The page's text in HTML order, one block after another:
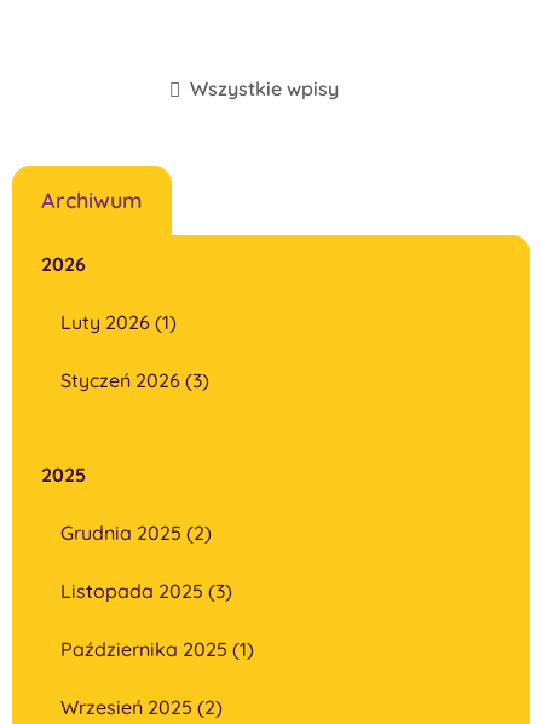
Wszystkie wpisy
Archiwum
2026
Luty 2026 (1)
Styczeń 2026 (3)
2025
Grudnia 2025 (2)
Listopada 2025 (3)
Października 2025 (1)
Wrzesień 2025 (2)